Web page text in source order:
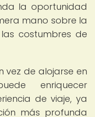
la oportunidad
mano sobre la
costumbres de
vez de alojarse en
enriquecer
de viaje, ya
más profunda